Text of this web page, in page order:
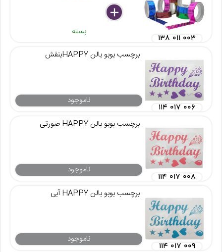
delete
remove
add
بسته
۱۳۸ ۰۱۱ ۰۰۳
برچسب بوبو بالن HAPPYبنفش
ناموجود
۱۱۴ ۰۱۷ ۰۰۶
برچسب بوبو بالن HAPPY صورتی
ناموجود
۱۱۴ ۰۱۷ ۰۰۸
برچسب بوبو بالن HAPPY آبی
ناموجود
۱۱۴ ۰۱۷ ۰۰۹